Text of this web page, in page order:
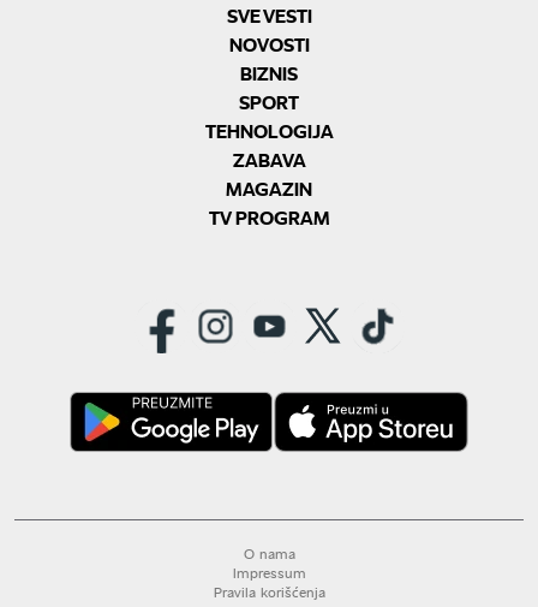
SVE VESTI
NOVOSTI
BIZNIS
SPORT
TEHNOLOGIJA
ZABAVA
MAGAZIN
TV PROGRAM
O nama
Impressum
Pravila korišćenja